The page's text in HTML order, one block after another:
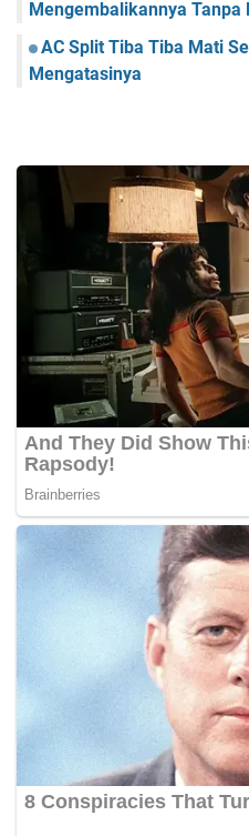
Mengembalikannya Tanpa
AC Split Tiba Tiba Mati
Mengatasinya